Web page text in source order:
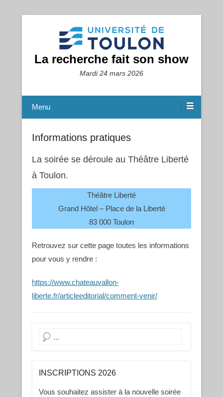
La recherche fait son show
Mardi 24 mars 2026
Menu
Informations pratiques
La soirée se déroule au Théâtre Liberté
à Toulon.
Théâtre Liberté
Grand Hôtel – Place de la Liberté
83 000 Toulon
Retrouvez sur cette page toutes les informations
pour vous y rendre :
https://www.chateauvallon-
liberte.fr/articleeditorial/comment-venir/
Recherche
INSCRIPTIONS 2026
Vous souhaitez assister à la nouvelle soirée